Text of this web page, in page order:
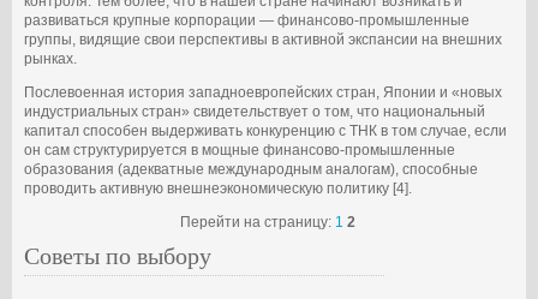
развиваться крупные корпорации — финансово-промышленные
группы, видящие свои перспективы в активной экспансии на внешних
рынках.
Послевоенная история западноевропейских стран, Японии и «новых
индустриальных стран» свидетельствует о том, что национальный
капитал способен выдерживать конкуренцию с ТНК в том случае, если
он сам структурируется в мощные финансово-промышленные
образования (адекватные международным аналогам), способные
проводить активную внешнеэкономическую политику [4].
Перейти на страницу: 1 2
Советы по выбору